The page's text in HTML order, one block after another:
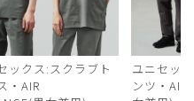
ックス:スクラブト
・AIR
ユニセッ
ンツ・AIR